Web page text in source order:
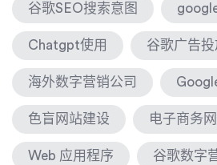
谷歌SEO搜索意图
Chatgpt使用 谷歌广告投
海外数字营销公司
色盲网站建设 电子商务
Web 应用程序 谷歌数字